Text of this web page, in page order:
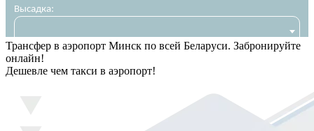
Трансфер в аэропорт Минск по всей Беларуси. Забронируйте
онлайн!
Дешевле чем такси в аэропорт!